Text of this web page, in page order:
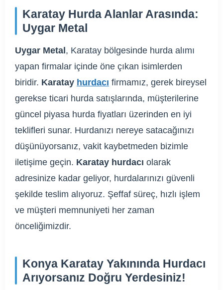
Karatay Hurda Alanlar Arasında:
Uygar Metal
Uygar Metal , Karatay bölgesinde hurda alımı
yapan firmalar içinde öne çıkan isimlerden
biridir. Karatay hurdacı firmamız, gerek bireysel
gerekse ticari hurda satışlarında, müşterilerine
güncel piyasa hurda fiyatları üzerinden en iyi
teklifleri sunar. Hurdanızı nereye satacağınızı
düşünüyorsanız, vakit kaybetmeden bizimle
iletişime geçin. Karatay hurdacı olarak
adresinize kadar geliyor, hurdalarınızı güvenli
şekilde teslim alıyoruz. Şeffaf süreç, hızlı işlem
ve müşteri memnuniyeti her zaman
önceliğimizdir.
Konya Karatay Yakınında Hurdacı
Arıyorsanız Doğru Yerdesiniz!